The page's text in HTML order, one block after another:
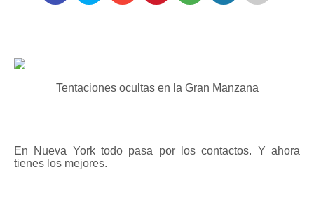
Tentaciones ocultas en la Gran Manzana
En Nueva York todo pasa por los contactos. Y ahora
tienes los mejores.